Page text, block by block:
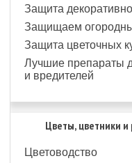
Защита
Защищаем
Защита цветочных
Лучшие препараты
и вредителей
Цветы, цветники и
Цветоводство